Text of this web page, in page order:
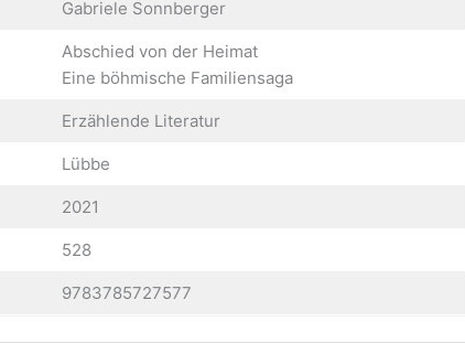
Gabriele Sonnberger
Abschied von der Heimat
Eine böhmische Familiensaga
Erzählende Literatur
Lübbe
2021
528
9783785727577